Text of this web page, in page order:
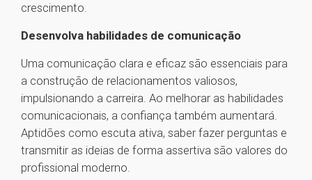
crescimento.
Desenvolva habilidades de comunicação
Uma comunicação clara e eficaz são essenciais para
a construção de relacionamentos valiosos,
impulsionando a carreira. Ao melhorar as habilidades
comunicacionais, a confiança também aumentará.
Aptidões como escuta ativa, saber fazer perguntas e
transmitir as ideias de forma assertiva são valores do
profissional moderno.